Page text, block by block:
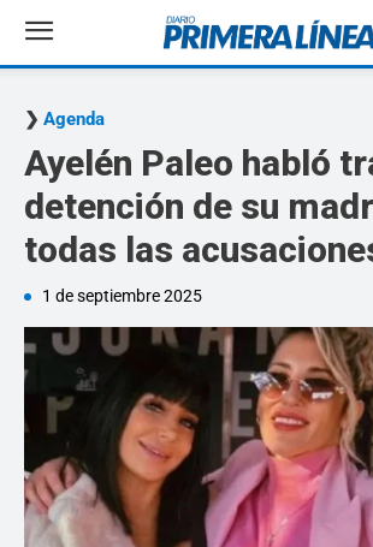
Agenda
Ayelén Paleo habló
detención de su
todas las
1 de septiembre 2025